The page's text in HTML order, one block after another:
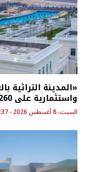
«المدينة التراثية
واستثمارية على 260 فدانًا
السبت، 8 أغسطس 2026 - 6:37 م